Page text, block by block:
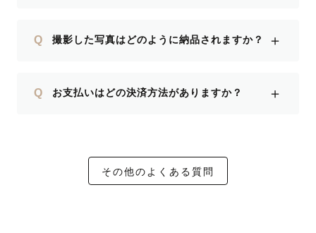
Q 撮影した写真はどのように納品されますか？ ＋
Q お支払いはどの決済方法がありますか？ ＋
その他のよくある質問